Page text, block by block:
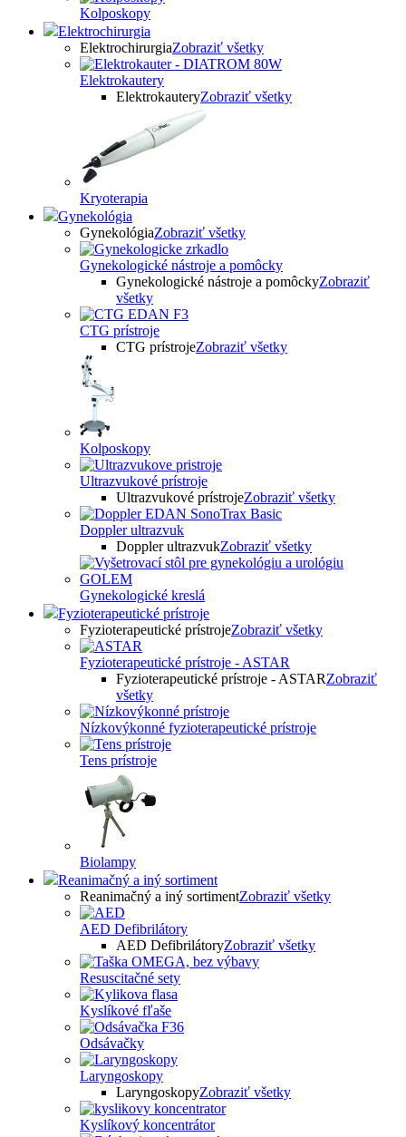
Kolposkopy
Elektrochirurgia
ElektrochirurgiaZobraziť všetky
Elektrokautery
ElektrokauteryZobraziť všetky
Kryoterapia
Gynekológia
GynekológiaZobraziť všetky
Gynekologické nástroje a pomôcky
Gynekologické nástroje a pomôckyZobraziť
všetky
CTG prístroje
CTG prístrojeZobraziť všetky
Kolposkopy
Ultrazvukové prístroje
Ultrazvukové prístrojeZobraziť všetky
Doppler ultrazvuk
Doppler ultrazvukZobraziť všetky
Gynekologické kreslá
Fyzioterapeutické prístroje
Fyzioterapeutické prístrojeZobraziť všetky
Fyzioterapeutické prístroje - ASTAR
Fyzioterapeutické prístroje - ASTARZobraziť
všetky
Nízkovýkonné fyzioterapeutické prístroje
Tens prístroje
Biolampy
Reanimačný a iný sortiment
Reanimačný a iný sortimentZobraziť všetky
AED Defibrilátory
AED DefibrilátoryZobraziť všetky
Resuscitačné sety
Kyslíkové fľaše
Odsávačky
Laryngoskopy
LaryngoskopyZobraziť všetky
Kyslíkový koncentrátor